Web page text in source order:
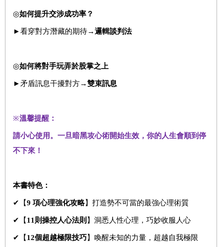
◎如何提升交涉成功率？
►看穿對方潛藏的期待→邏輯談判法
◎如何將對手玩弄於股掌之上
►矛盾訊息干擾對方→雙束訊息
※溫馨提醒：
請小心使用。一旦暗黑攻心術開始生效，你的人生會順到停
不下來！
本書特色：
✔【9 項心理強化攻略】打造勢不可當的最強心理術質
✔【 11 則操控人心法則 】洞悉人性心理，巧妙收服人心
✔【 12個超越極限技巧】喚醒未知的力量，超越自我極限